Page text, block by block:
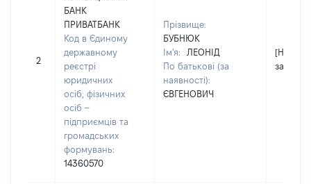
2
БАНК
ПРИВАТБАНК
Код в Єдиному
державному
реєстрі
юридичних
осіб, фізичних
осіб –
підприємців та
громадських
формувань:
14360570
Прізвище:
БУБНЮК
Ім'я:
ЛЕОНІД
По батькові (за
наявності):
ЄВГЕНОВИЧ
[Не